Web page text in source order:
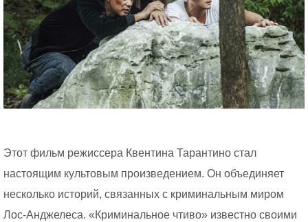
Этот фильм режиссера Квентина Тарантино стал
настоящим культовым произведением. Он объединяет
несколько историй, связанных с криминальным миром
Лос-Анджелеса. «Криминальное чтиво» известно своими